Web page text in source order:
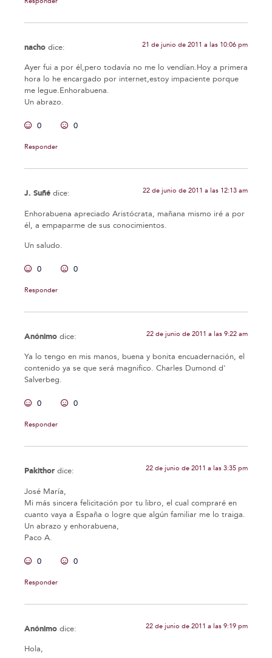
nacho dice: 21 de junio de 2011 a las 10:06 pm
Ayer fui a por él,pero todavía no me lo vendían.Hoy a primera
hora lo he encargado por internet,estoy impaciente porque
me legue.Enhorabuena.
Un abrazo.
0 0
Responder
J. Suñé dice: 22 de junio de 2011 a las 12:13 am
Enhorabuena apreciado Aristócrata, mañana mismo iré a por
él, a empaparme de sus conocimientos.
Un saludo.
0 0
Responder
Anónimo dice: 22 de junio de 2011 a las 9:22 am
Ya lo tengo en mis manos, buena y bonita encuadernación, el
contenido ya se que será magnifico. Charles Dumond d'
Salverbeg.
0 0
Responder
Pakithor dice: 22 de junio de 2011 a las 3:35 pm
José María,
Mi más sincera felicitación por tu libro, el cual compraré en
cuanto vaya a España o logre que algún familiar me lo traiga.
Un abrazo y enhorabuena,
Paco A.
0 0
Responder
Anónimo dice: 22 de junio de 2011 a las 9:19 pm
Hola,